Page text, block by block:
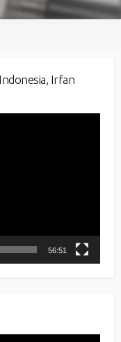
Irfan
56:51